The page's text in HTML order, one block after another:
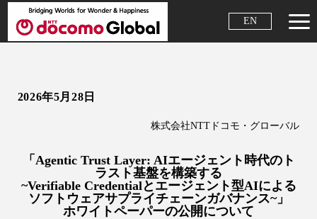
EN
2026年5月28日
株式会社NTTドコモ・グローバル
「Agentic Trust Layer: AIエージェント時代のト
ラスト基盤を構築する
~Verifiable Credentialとエージェント型AIによる
ソフトウェアサプライチェーンガバナンス~」
ホワイトペーパーの公開について